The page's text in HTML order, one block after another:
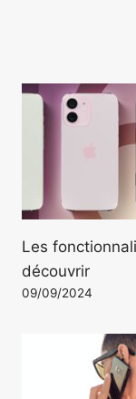
Les
découvrir
09/09/2024